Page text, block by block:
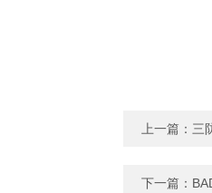
上一篇： 三
下一篇：